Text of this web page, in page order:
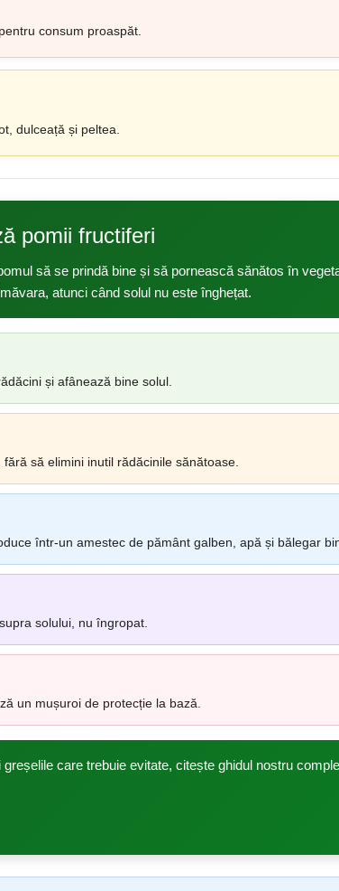
consum proaspăt.
dulceață și peltea.
pomii fructiferi
să se prindă bine și să pornească sănătos în
atunci când solul nu este înghețat.
și afânează bine solul.
să elimini inutil rădăcinile sănătoase.
într-un amestec de pământ galben, apă și bălegar
solului, nu îngropat.
un mușuroi de protecție la bază.
care trebuie evitate, citește ghidul nostru